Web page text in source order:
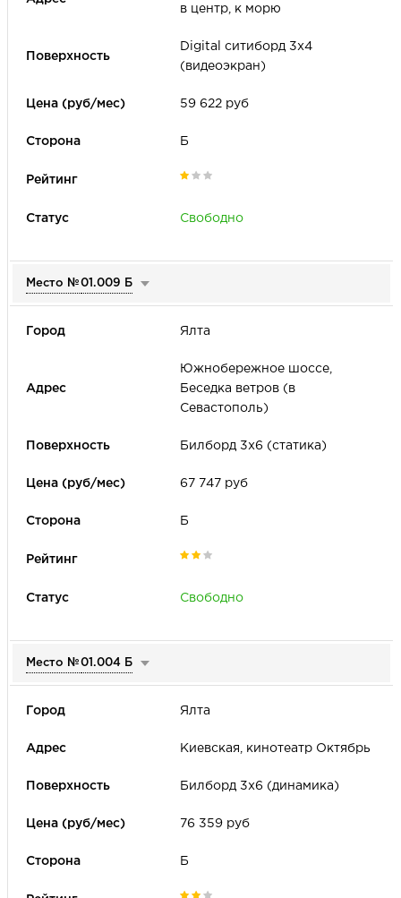
в центр, к морю
Digital cитиборд 3х4
(видеоэкран)
59 622 руб
Б
Свободно
Место №01.009 Б
Ялта
Южнобережное шоссе,
Беседка ветров (в
Севастополь)
Билборд 3х6 (статика)
67 747 руб
Б
Свободно
Место №01.004 Б
Ялта
Киевская, кинотеатр Октябрь
Билборд 3х6 (динамика)
76 359 руб
Б